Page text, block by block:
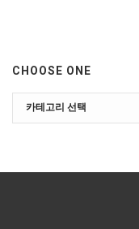
CHOOSE ONE
Choose
one